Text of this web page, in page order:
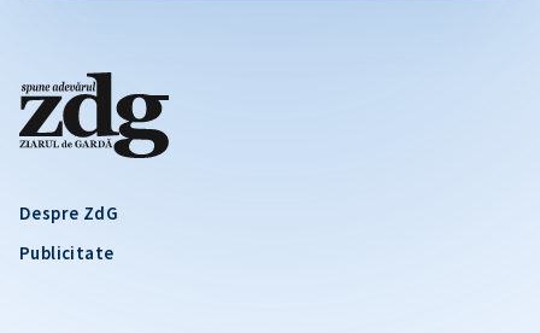
Despre ZdG
Publicitate